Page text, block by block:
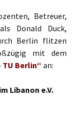
Betreuer,
Donald Duck,
Berlin flitzen
mit dem
TU Berlin“ an:
Libanon e.V.